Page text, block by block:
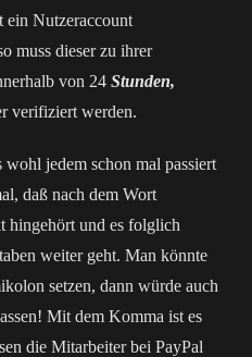
ein Nutzeraccount
muss dieser zu ihrer
von 24 Stunden,
verifiziert werden.
wohl jedem schon mal passiert
daß nach dem Wort
hingehört und es folglich
weiter geht. Man könnte
setzen, dann würde auch
Mit dem Komma ist es
die Mitarbeiter bei PayPal